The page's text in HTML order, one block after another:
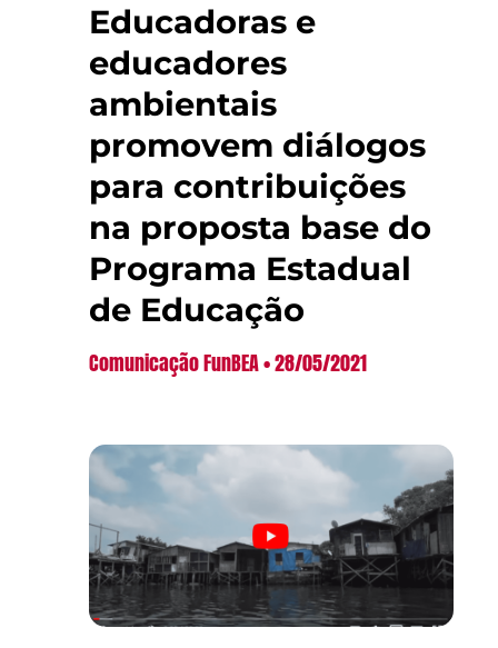
Educadoras e
educadores
ambientais
promovem diálogos
para contribuições
na proposta base do
Programa Estadual
de Educação
Comunicação FunBEA 28/05/2021